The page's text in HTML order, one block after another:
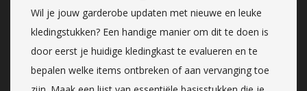
Wil je jouw garderobe updaten met nieuwe en leuke
kledingstukken? Een handige manier om dit te doen is
door eerst je huidige kledingkast te evalueren en te
bepalen welke items ontbreken of aan vervanging toe